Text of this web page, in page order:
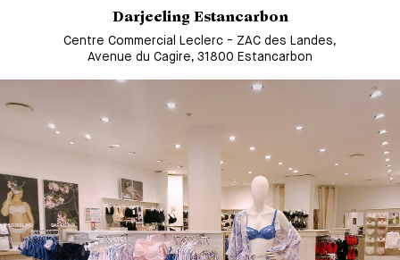
Darjeeling Estancarbon
Centre Commercial Leclerc - ZAC des Landes,
Avenue du Cagire, 31800 Estancarbon